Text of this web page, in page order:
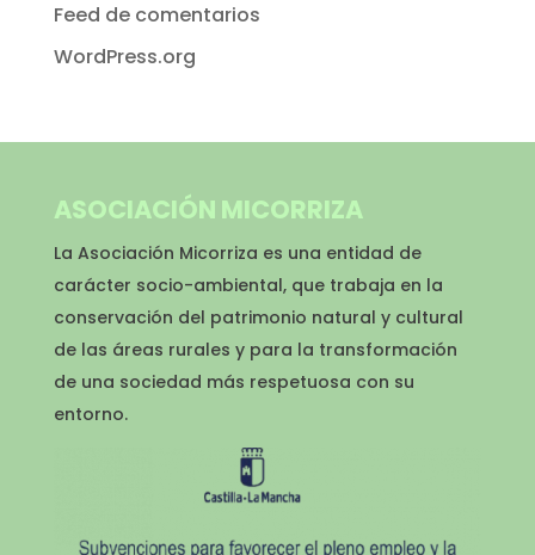
Feed de comentarios
WordPress.org
ASOCIACIÓN MICORRIZA
La Asociación Micorriza es una entidad de
carácter socio-ambiental, que trabaja en la
conservación del patrimonio natural y cultural
de las áreas rurales y para la transformación
de una sociedad más respetuosa con su
entorno.